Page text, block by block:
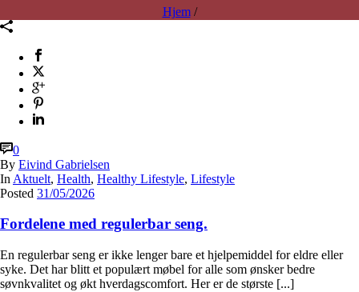
Hjem/
0
By Eivind Gabrielsen
In Aktuelt, Health, Healthy Lifestyle, Lifestyle
Posted 31/05/2026
Fordelene med regulerbar seng.
En regulerbar seng er ikke lenger bare et hjelpemiddel for eldre eller
syke. Det har blitt et populært møbel for alle som ønsker bedre
søvnkvalitet og økt hverdagscomfort. Her er de største [...]